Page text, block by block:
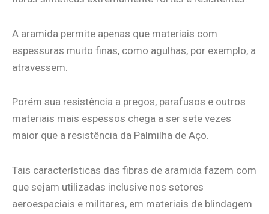
A aramida permite apenas que materiais com
espessuras muito finas, como agulhas, por exemplo, a
atravessem.
Porém sua resistência a pregos, parafusos e outros
materiais mais espessos chega a ser sete vezes
maior que a resistência da Palmilha de Aço.
Tais características das fibras de aramida fazem com
que sejam utilizadas inclusive nos setores
aeroespaciais e militares, em materiais de blindagem